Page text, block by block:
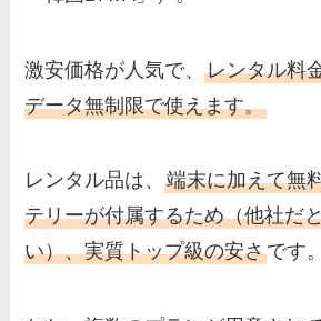
激安価格が人気で、レンタル料
データ無制限で使えます。
レンタル品は、端末に加えて無
テリーが付属するため（他社だ
い）、実質トップ級の安さです。